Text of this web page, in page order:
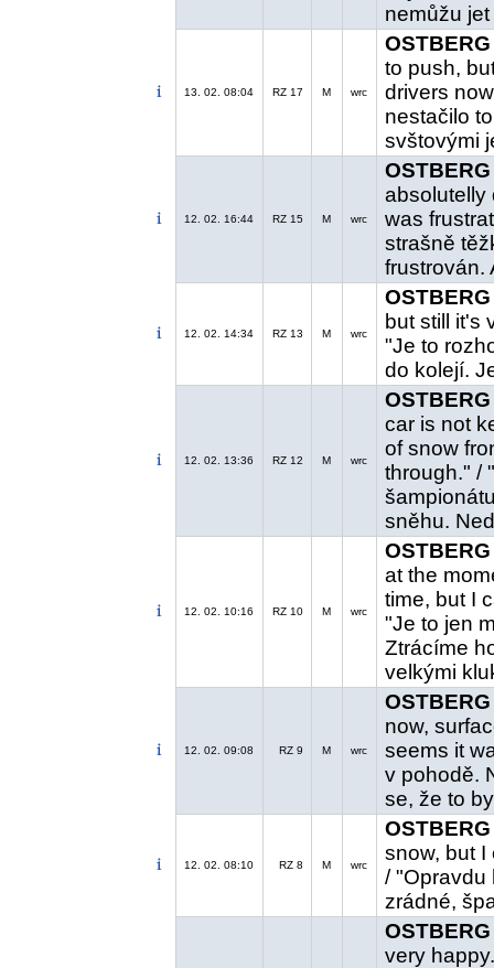
nemůžu
13. 02. 08:04 RZ 17 M wrc
to push,
drivers
nestačilo
svštovými
12. 02. 16:44 RZ 15 M wrc
absolutelly
was
strašně
frustrován.
12. 02. 14:34 RZ 13 M wrc
but still it's
"Je to
do kolejí.
12. 02. 13:36 RZ 12 M wrc
car is not
of snow
through." /
sněhu.
12. 02. 10:16 RZ 10 M wrc
at the
time, but I
"Je to jen
Ztrácíme
velkými
12. 02. 09:08 RZ 9 M wrc
now,
seems it
v pohodě.
se, že to
12. 02. 08:10 RZ 8 M wrc
snow, but I
/ "Opravdu
zrádné,
very